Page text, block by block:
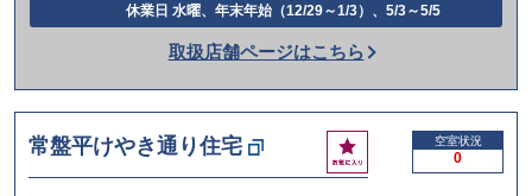
休業日 水曜、年末年始（12/29～1/3）、5/3～5/5
話
か
け
る
取扱店舗ページはこちら
常盤平けやき通り住宅
お
気
空室状況
0